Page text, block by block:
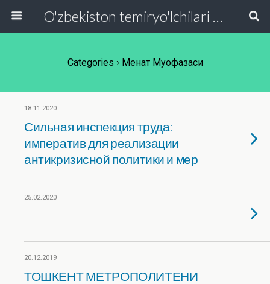
O'zbekiston temiryo'lchilari va transport quruvchilari kasaba uyushmasi Respublika Kengashi
Categories › Меҳнат Муҳофазаси
18.11.2020
Сильная инспекция труда:
императив для реализации
антикризисной политики и мер
25.02.2020
20.12.2019
ТОШКЕНТ МЕТРОПОЛИТЕНИ